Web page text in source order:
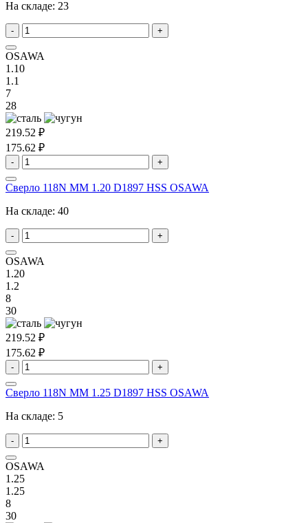
На складе: 23
- +
OSAWA
1.10
1.1
7
28
219.52 ₽
175.62 ₽
- +
Сверло 118N MM 1.20 D1897 HSS OSAWA
На складе: 40
- +
OSAWA
1.20
1.2
8
30
219.52 ₽
175.62 ₽
- +
Сверло 118N MM 1.25 D1897 HSS OSAWA
На складе: 5
- +
OSAWA
1.25
1.25
8
30